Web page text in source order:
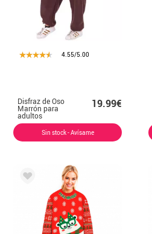
4.55/5.00
Disfraz de Oso
Marrón para
adultos
19.99€
Sin stock - Avísame